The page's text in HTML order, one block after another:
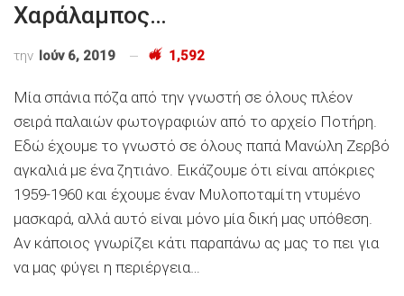
Χαράλαμπος…
την Ιούν 6, 2019 1,592
Μία σπάνια πόζα από την γνωστή σε όλους πλέον
σειρά παλαιών φωτογραφιών από το αρχείο Ποτήρη.
Εδώ έχουμε το γνωστό σε όλους παπά Μανώλη Ζερβό
αγκαλιά με ένα ζητιάνο. Εικάζουμε ότι είναι απόκριες
1959-1960 και έχουμε έναν Μυλοποταμίτη ντυμένο
μασκαρά, αλλά αυτό είναι μόνο μία δική μας υπόθεση.
Αν κάποιος γνωρίζει κάτι παραπάνω ας μας το πει για
να μας φύγει η περιέργεια…